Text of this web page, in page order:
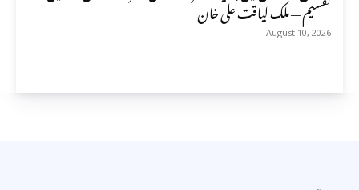
تقسیم — ملک لیاقت علی خان
August 10, 2026